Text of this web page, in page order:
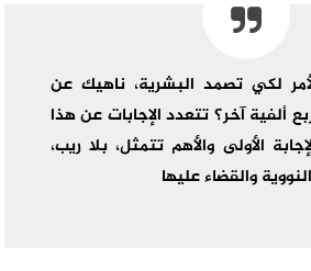
لكي تصمد البشرية، ناهيك عن
ألفية آخر؟ تتعدد الإجابات عن هذا
الأولى والأهم تتمثل، بلا ريب،
والقضاء عليها